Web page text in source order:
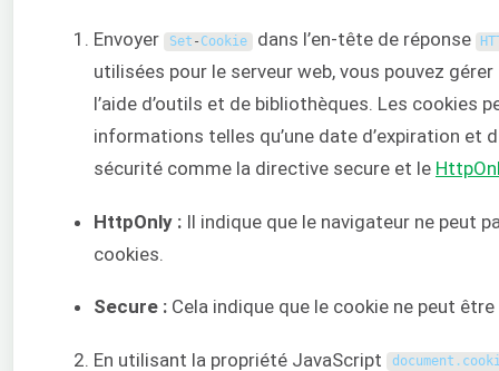
Envoyer Set - Cookie dans l’en-tête de réponse
utilisées pour le serveur web, vous pouvez
l’aide d’outils et de bibliothèques. Les cookies
informations telles qu’une date d’expiration et
sécurité comme la directive secure et le
HttpOnly : Il indique que le navigateur ne peut
cookies.
Secure : Cela indique que le cookie ne peut
En utilisant la propriété JavaScript document .